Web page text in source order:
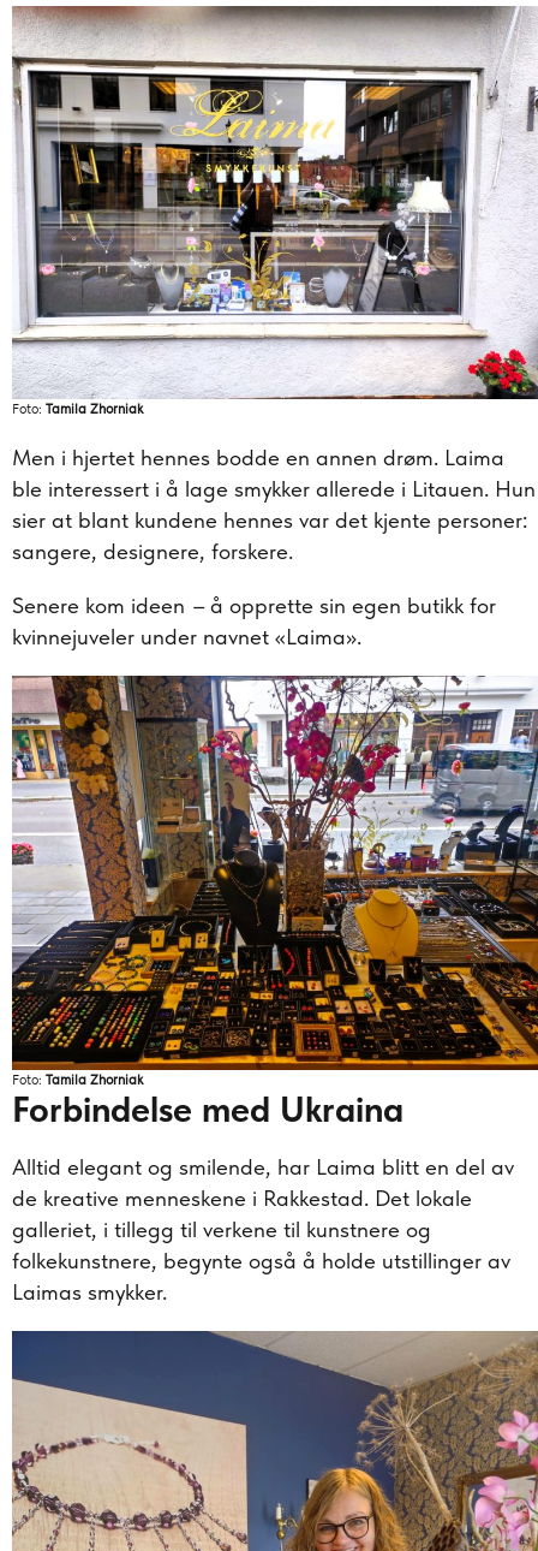
Foto: Tamila Zhorniak
Men i hjertet hennes bodde en annen drøm. Laima
ble interessert i å lage smykker allerede i Litauen. Hun
sier at blant kundene hennes var det kjente personer:
sangere, designere, forskere.
Senere kom ideen –å opprette sin egen butikk for
kvinnejuveler under navnet «Laima».
Foto: Tamila Zhorniak
Forbindelse med Ukraina
Alltid elegant og smilende, har Laima blitt en del av
de kreative menneskene i Rakkestad. Det lokale
galleriet, i tillegg til verkene til kunstnere og
folkekunstnere, begynte også å holde utstillinger av
Laimas smykker.